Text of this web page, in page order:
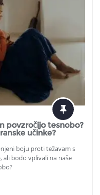
povzročijo tesnobo?
učinke?
boju proti težavam s
ali bodo vplivali na naše